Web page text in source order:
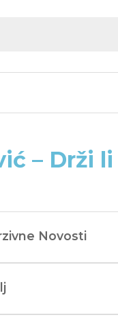
– Drži
Novosti